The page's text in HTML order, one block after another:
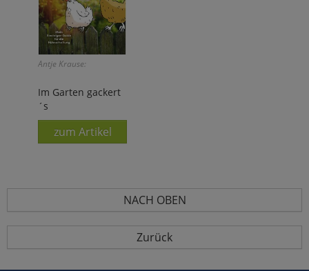
Antje Krause:
Im Garten gackert
´s
zum Artikel
NACH OBEN
Zurück